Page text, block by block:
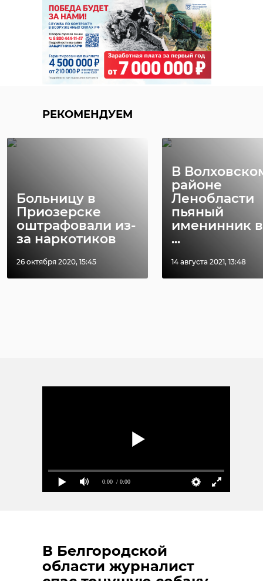
РЕКОМЕНДУЕМ
Больницу в
Приозерске
оштрафовали из-
за наркотиков
26 октября 2020, 15:45
В
районе
Ленобласти
пьяный
именинник
...
14 августа 2021, 13:48
0:00 / 0:00
В Белгородской
области журналист
24 ноября 2020, 19:15 03 июня, 16:43